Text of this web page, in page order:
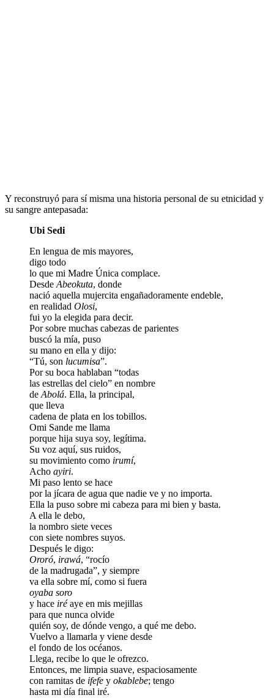
Y reconstruyó para sí misma una historia personal de su etnicidad y
su sangre antepasada:
Ubi Sedi
En lengua de mis mayores,
digo todo
lo que mi Madre Única complace.
DesdeAbeokuta, donde
nació aquella mujercita engañadoramente endeble,
en realidad Olosi,
fui yo la elegida para decir.
Por sobre muchas cabezas de parientes
buscó la mía, puso
su mano en ella y dijo:
“Tú, son lucumisa”.
Por su boca hablaban “todas
las estrellas del cielo” en nombre
deAbolá. Ella, la principal,
que lleva
cadena de plata en los tobillos.
Omi Sande me llama
porque hija suya soy, legítima.
Su voz aquí, sus ruidos,
su movimiento como irumí,
Acho ayiri.
Mi paso lento se hace
por la jícara de agua que nadie ve y no importa.
Ella la puso sobre mi cabeza para mi bien y basta.
A ella le debo,
la nombro siete veces
con siete nombres suyos.
Después le digo:
Ororó, irawá, “rocío
de la madrugada”, y siempre
va ella sobre mí, como si fuera
oyaba soro
y hace iré aye en mis mejillas
para que nunca olvide
quién soy, de dónde vengo, a qué me debo.
Vuelvo a llamarla y viene desde
el fondo de los océanos.
Llega, recibe lo que le ofrezco.
Entonces, me limpia suave, espaciosamente
con ramitas de ifefe y okablebe; tengo
hasta mi día final iré.